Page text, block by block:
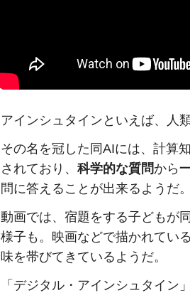
アインシュタインといえば、人
その名を冠した同AIには、計算
されており、 科学的な質問から
問に答えることが出来るようだ。
動画では、宿題をする子どもが
様子も。映画などで描かれてい
味を帯びてきているようだ。
「デジタル・アインシュタイン